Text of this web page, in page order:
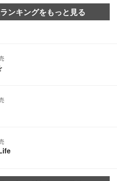
ンキングをもっと見る